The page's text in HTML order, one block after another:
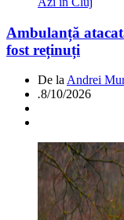
Ambulanță
fost reținuți
De la Andrei
.8/10/2026